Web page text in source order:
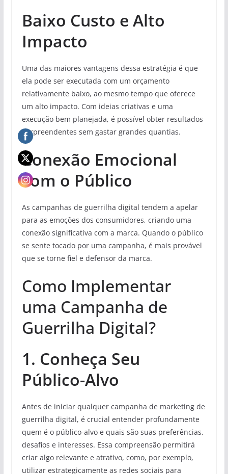
Baixo Custo e Alto
Impacto
Uma das maiores vantagens dessa estratégia é que
ela pode ser executada com um orçamento
relativamente baixo, ao mesmo tempo que oferece
um alto impacto. Com ideias criativas e uma
execução bem planejada, é possível obter resultados
surpreendentes sem gastar grandes quantias.
Conexão Emocional
com o Público
As campanhas de guerrilha digital tendem a apelar
para as emoções dos consumidores, criando uma
conexão significativa com a marca. Quando o público
se sente tocado por uma campanha, é mais provável
que se torne fiel e defensor da marca.
Como Implementar
uma Campanha de
Guerrilha Digital?
1. Conheça Seu
Público-Alvo
Antes de iniciar qualquer campanha de marketing de
guerrilha digital, é crucial entender profundamente
quem é o público-alvo e quais são suas preferências,
desafios e interesses. Essa compreensão permitirá
criar algo relevante e atrativo, como, por exemplo,
utilizar estrategicamente as redes sociais para